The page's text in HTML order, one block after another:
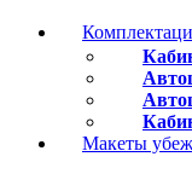
Макеты